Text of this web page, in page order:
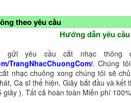
theo yêu cầu
Hướng dẫn yêu
gửi yêu cầu cắt nhạc thông
TrangNhacChuongCom/. Chúng
nhạc chuông xong chúng tôi sẽ
Ca sĩ thể hiện, Giây bắt đầu và
giây ). Tất cả hoàn toàn Miễn phí